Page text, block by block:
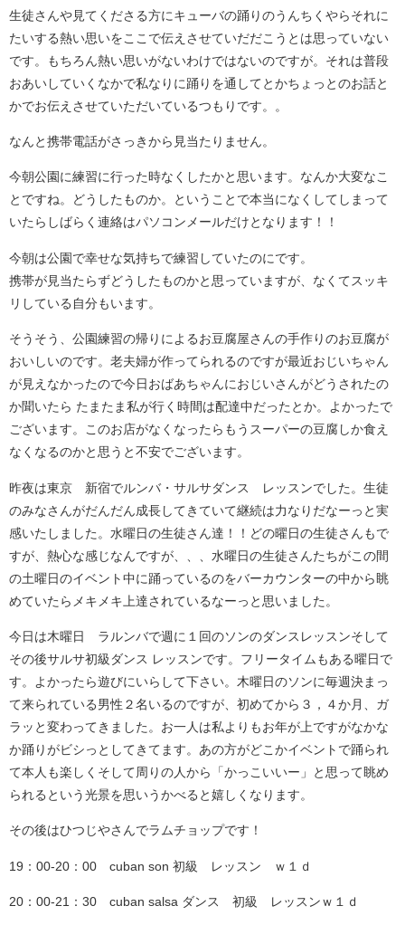
生徒さんや見てくださる方にキューバの踊りのうんちくやらそれに
たいする熱い思いをここで伝えさせていだだこうとは思っていない
です。もちろん熱い思いがないわけではないのですが。それは普段
おあいしていくなかで私なりに踊りを通してとかちょっとのお話と
かでお伝えさせていただいているつもりです。。
なんと携帯電話がさっきから見当たりません。
今朝公園に練習に行った時なくしたかと思います。なんか大変なこ
とですね。どうしたものか。ということで本当になくしてしまって
いたらしばらく連絡はパソコンメールだけとなります！！
今朝は公園で幸せな気持ちで練習していたのにです。
携帯が見当たらずどうしたものかと思っていますが、なくてスッキ
リしている自分もいます。
そうそう、公園練習の帰りによるお豆腐屋さんの手作りのお豆腐が
おいしいのです。老夫婦が作ってられるのですが最近おじいちゃん
が見えなかったので今日おばあちゃんにおじいさんがどうされたの
か聞いたら たまたま私が行く時間は配達中だったとか。よかったで
ございます。このお店がなくなったらもうスーパーの豆腐しか食え
なくなるのかと思うと不安でございます。
昨夜は東京 新宿でルンバ・サルサダンス レッスンでした。生徒
のみなさんがだんだん成長してきていて継続は力なりだなーっと実
感いたしました。水曜日の生徒さん達！！どの曜日の生徒さんもで
すが、熱心な感じなんですが、、、水曜日の生徒さんたちがこの間
の土曜日のイベント中に踊っているのをバーカウンターの中から眺
めていたらメキメキ上達されているなーっと思いました。
今日は木曜日 ラルンバで週に１回のソンのダンスレッスンそして
その後サルサ初級ダンス レッスンです。フリータイムもある曜日で
す。よかったら遊びにいらして下さい。木曜日のソンに毎週決まっ
て来られている男性２名いるのですが、初めてから３，４か月、ガ
ラッと変わってきました。お一人は私よりもお年が上ですがなかな
か踊りがビシっとしてきてます。あの方がどこかイベントで踊られ
て本人も楽しくそして周りの人から「かっこいいー」と思って眺め
られるという光景を思いうかべると嬉しくなります。
その後はひつじやさんでラムチョップです！
19：00-20：00 cuban son 初級 レッスン ｗ１ｄ
20：00-21：30 cuban salsa ダンス 初級 レッスンｗ１ｄ